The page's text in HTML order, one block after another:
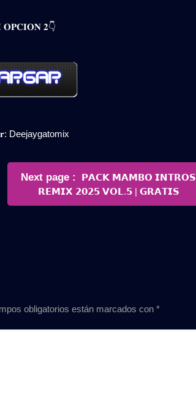
𝟐👇
Deejaygatomix
Next page
Newer
Posts
𝗣𝗔𝗖𝗞 𝗠𝗔𝗠𝗕𝗢 𝗜𝗡𝗧𝗥𝗢𝗦
𝗥𝗘𝗠𝗜𝗫 𝟮𝟬𝟮𝟱 𝗩𝗢𝗟.𝟱 | 𝗚𝗥𝗔𝗧𝗜𝗦
obligatorios están marcados con *